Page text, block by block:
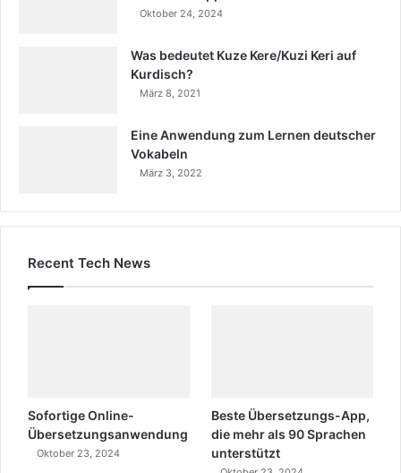
Oktober 24, 2024
Was bedeutet Kuze Kere/Kuzi Keri auf
Kurdisch?
März 8, 2021
Eine Anwendung zum Lernen deutscher
Vokabeln
März 3, 2022
Recent Tech News
Sofortige Online-
Übersetzungsanwendung
Oktober 23, 2024
Beste Übersetzungs-App,
die mehr als 90 Sprachen
unterstützt